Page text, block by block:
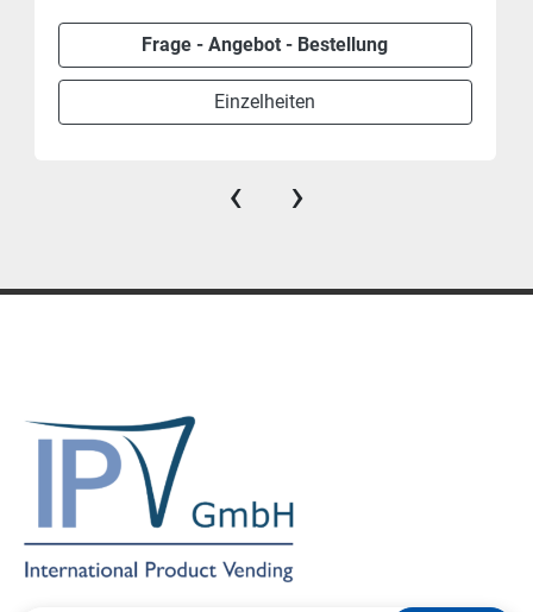
Frage - Angebot - Bestellung
Einzelheiten
‹ ›